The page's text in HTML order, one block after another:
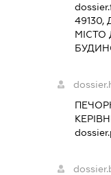
МІСТО